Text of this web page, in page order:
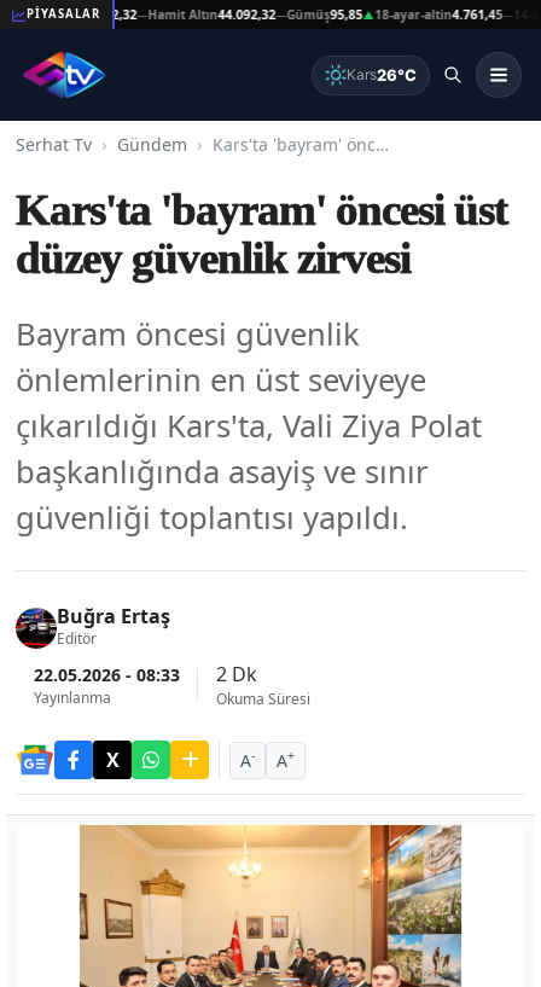
PİYASALAR
Altın44.092,32 —Hamit Altın44.092,32—Gümüş95,85▲18-ayar-altin4.761,45—14-ayar-
Kars26°C
Serhat Tv Gündem Kars'ta 'bayram' öncesi üst düzey güvenlik zirvesi
Kars'ta 'bayram' öncesi üst
düzey güvenlik zirvesi
Bayram öncesi güvenlik
önlemlerinin en üst seviyeye
çıkarıldığı Kars'ta, Vali Ziya Polat
başkanlığında asayiş ve sınır
güvenliği toplantısı yapıldı.
Buğra Ertaş
Editör
22.05.2026 - 08:33
Yayınlanma
2 Dk
Okuma Süresi
A- A+